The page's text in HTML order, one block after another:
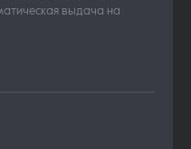
выдача на